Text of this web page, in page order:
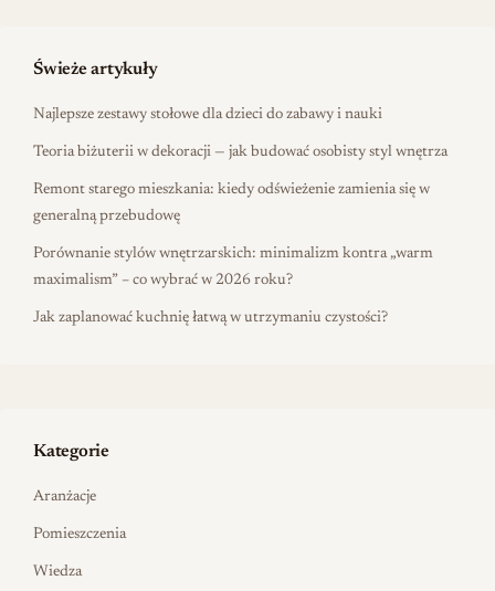
Świeże artykuły
Najlepsze zestawy stołowe dla dzieci do zabawy i nauki
Teoria biżuterii w dekoracji — jak budować osobisty styl wnętrza
Remont starego mieszkania: kiedy odświeżenie zamienia się w
generalną przebudowę
Porównanie stylów wnętrzarskich: minimalizm kontra „warm
maximalism” – co wybrać w 2026 roku?
Jak zaplanować kuchnię łatwą w utrzymaniu czystości?
Kategorie
Aranżacje
Pomieszczenia
Wiedza